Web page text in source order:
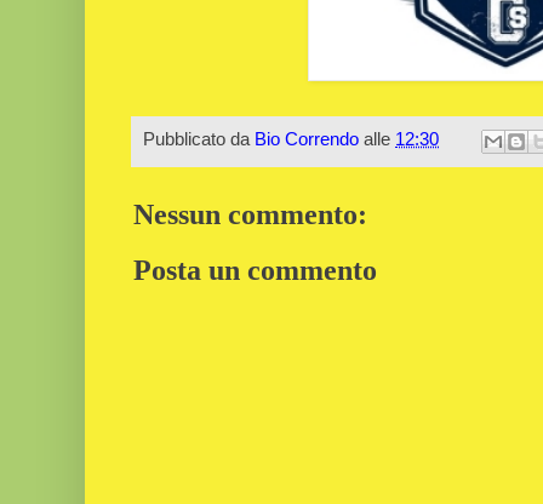
Pubblicato da Bio Correndo alle 12:30
Nessun commento:
Posta un commento